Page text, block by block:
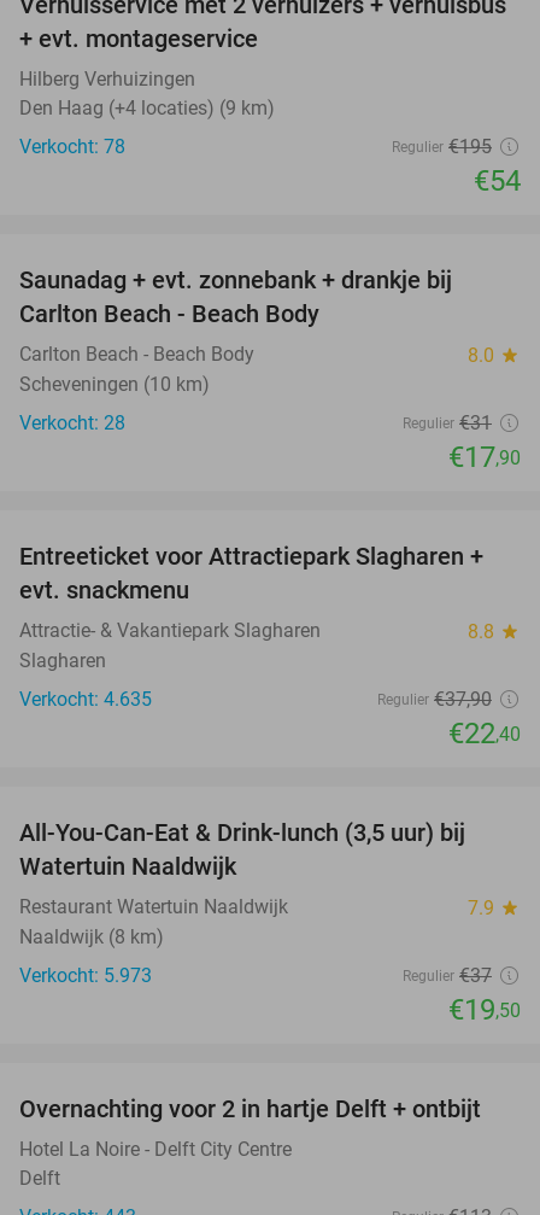
72%
+ evt. montageservice
Hilberg Verhuizingen
Den Haag (+4 locaties) (9 km)
Verkocht: 78
Regulier €195
€54
Saunadag + evt. zonnebank + drankje bij
Carlton Beach - Beach Body
Carlton Beach - Beach Body 8.0 star
Scheveningen (10 km)
Verkocht: 28
Regulier €31
€17,90
41%
Entreeticket voor Attractiepark Slagharen +
evt. snackmenu
Attractie- & Vakantiepark Slagharen 8.8 star
Slagharen
Verkocht: 4.635
Regulier €37,90
€22,40
All-You-Can-Eat & Drink-lunch (3,5 uur) bij
Watertuin Naaldwijk
Restaurant Watertuin Naaldwijk 7.9 star
Naaldwijk (8 km)
Verkocht: 5.973
Regulier €37
€19,50
26%
Overnachting voor 2 in hartje Delft + ontbijt
Hotel La Noire - Delft City Centre
Delft